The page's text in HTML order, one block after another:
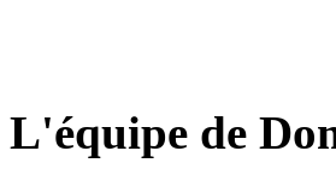
L'équipe de